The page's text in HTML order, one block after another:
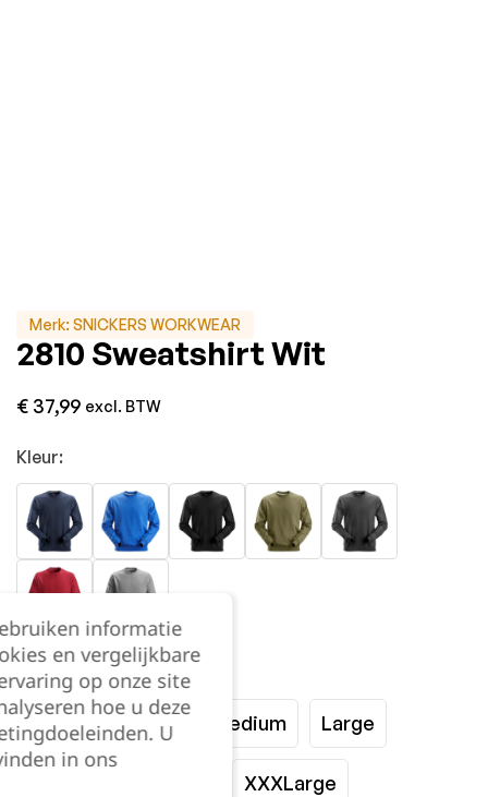
Merk: SNICKERS WORKWEAR
2810 Sweatshirt Wit
€ 37,99 excl. BTW
Kleur:
Maat:
XSmall Small Medium Large
XXXLarge
informatie
en vergelijkbare
op onze site
hoe u deze
U
in ons